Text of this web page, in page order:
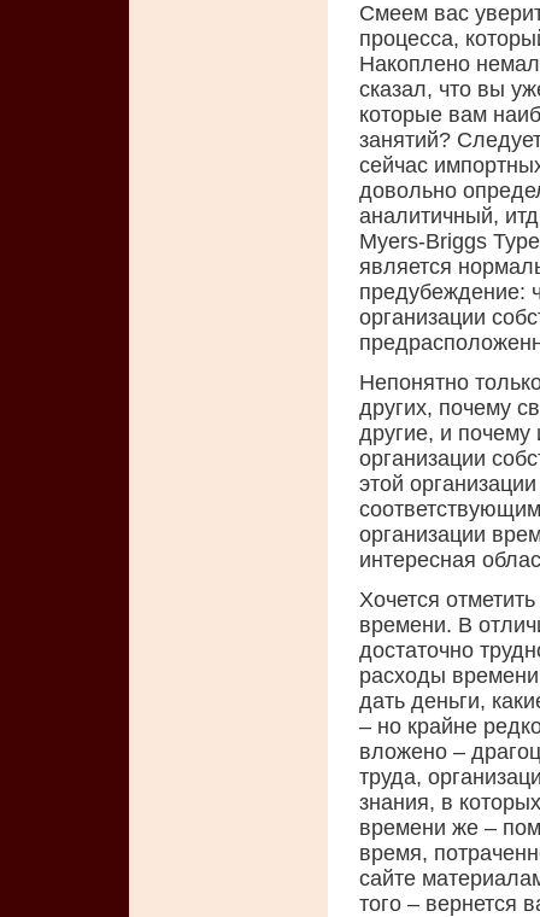
Смеем вас
процесса,
Накоплено
сказал, что вы
которые вам
занятий?
сейчас
довольно
аналитичный,
Myers-Briggs
является
предубеждение:
организации
Непонятно
других, почему
другие, и почему
организации
этой
организации
интересная
Хочется
времени. В
достаточно
расходы
дать деньги,
– но крайне
вложено –
труда,
знания, в
времени же –
время,
сайте
того – вернется